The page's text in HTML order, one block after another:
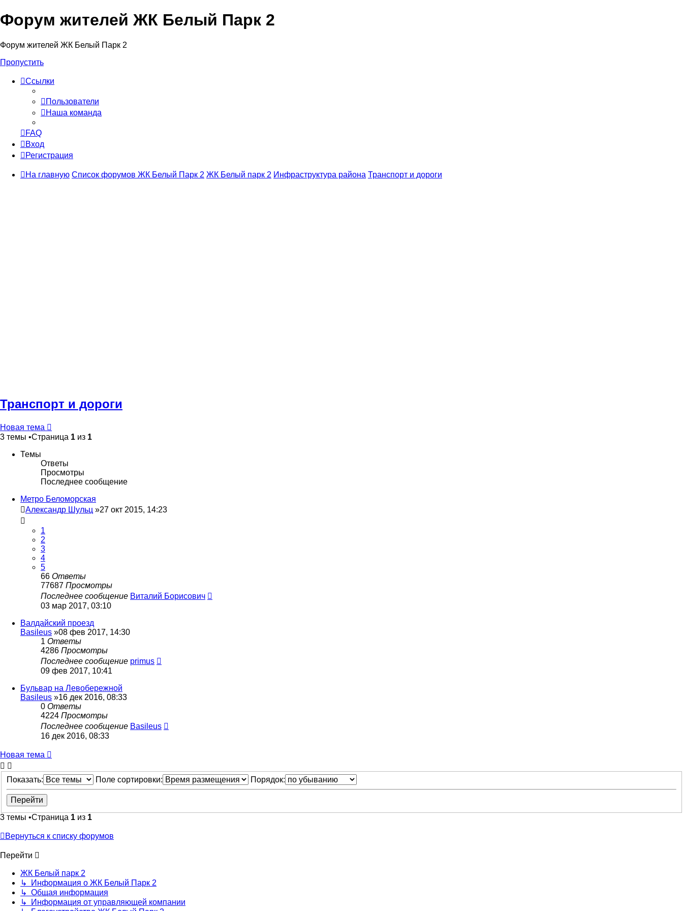
Форум жителей ЖК Белый Парк 2
Форум жителей ЖК Белый Парк 2
Пропустить
Ссылки
Пользователи
Наша команда
FAQ
Вход
Регистрация
На главную Список форумов ЖК Белый Парк 2 ЖК Белый парк 2 Инфраструктура района Транспорт и дороги
Транспорт и дороги
Новая тема
3 темы •Страница 1 из 1
Темы
Ответы
Просмотры
Последнее сообщение
Метро Беломорская
Александр Шульц »27 окт 2015, 14:23
1
2
3
4
5
66 Ответы
77687 Просмотры
Последнее сообщение Виталий Борисович
03 мар 2017, 03:10
Валдайский проезд
Basileus »08 фев 2017, 14:30
1 Ответы
4286 Просмотры
Последнее сообщение primus
09 фев 2017, 10:41
Бульвар на Левобережной
Basileus »16 дек 2016, 08:33
0 Ответы
4224 Просмотры
Последнее сообщение Basileus
16 дек 2016, 08:33
Новая тема
Показать: Поле сортировки: Порядок:
3 темы •Страница 1 из 1
Вернуться к списку форумов
Перейти
ЖК Белый парк 2
↳ Информация о ЖК Белый Парк 2
↳ Общая информация
↳ Информация от управляющей компании